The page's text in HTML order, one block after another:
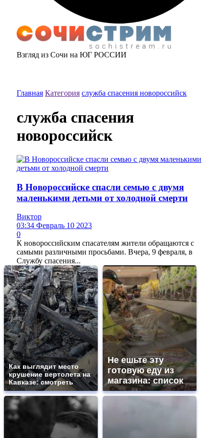
Взгляд из Сочи на ЮГ РОССИИ
Главная Категория служба спасения новороссийск
служба спасения
новороссийск
В Новороссийске спасли семью с двумя
маленькими детьми от холодной смерти
Виктор
03:34 Февраль 10 2023
0
К новороссийским спасателям жители обращаются с
самыми различными просьбами. Вчера, 9 февраля, в
Службу спасения...
Как выглядит место
крушение вертолета на
Кавказе: смотреть
Не ешьте эту
готовую еду из
магазина: список